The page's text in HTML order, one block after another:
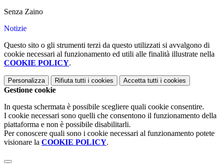
Senza Zaino
Notizie
Questo sito o gli strumenti terzi da questo utilizzati si avvalgono di
cookie necessari al funzionamento ed utili alle finalità illustrate nella
COOKIE POLICY.
Personalizza Rifiuta tutti i cookies Accetta tutti i cookies
Gestione cookie
In questa schermata è possibile scegliere quali cookie consentire.
I cookie necessari sono quelli che consentono il funzionamento della
piattaforma e non è possibile disabilitarli.
Per conoscere quali sono i cookie necessari al funzionamento potete
visionare la COOKIE POLICY.